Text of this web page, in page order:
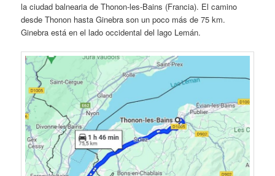
la ciudad balnearia de Thonon-les-Bains (Francia). El camino
desde Thonon hasta Ginebra son un poco más de 75 km.
Ginebra está en el lado occidental del lago Lemán.